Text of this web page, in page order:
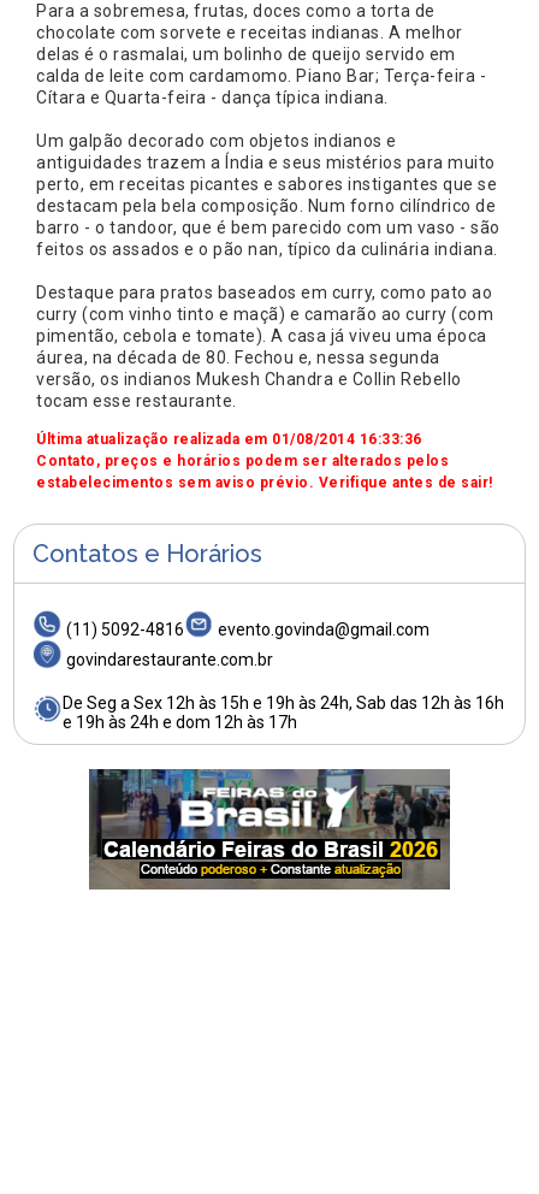
Para a sobremesa, frutas, doces como a torta de
chocolate com sorvete e receitas indianas. A melhor
delas é o rasmalai, um bolinho de queijo servido em
calda de leite com cardamomo. Piano Bar; Terça-feira -
Cítara e Quarta-feira - dança típica indiana.
Um galpão decorado com objetos indianos e
antiguidades trazem a Índia e seus mistérios para muito
perto, em receitas picantes e sabores instigantes que se
destacam pela bela composição. Num forno cilíndrico de
barro - o tandoor, que é bem parecido com um vaso - são
feitos os assados e o pão nan, típico da culinária indiana.
Destaque para pratos baseados em curry, como pato ao
curry (com vinho tinto e maçã) e camarão ao curry (com
pimentão, cebola e tomate). A casa já viveu uma época
áurea, na década de 80. Fechou e, nessa segunda
versão, os indianos Mukesh Chandra e Collin Rebello
tocam esse restaurante.
Última atualização realizada em 01/08/2014 16:33:36
Contato, preços e horários podem ser alterados pelos
estabelecimentos sem aviso prévio. Verifique antes de sair!
Contatos e Horários
(11) 5092-4816
evento.govinda@gmail.com
govindarestaurante.com.br
De Seg a Sex 12h às 15h e 19h às 24h, Sab das 12h às 16h
e 19h às 24h e dom 12h às 17h